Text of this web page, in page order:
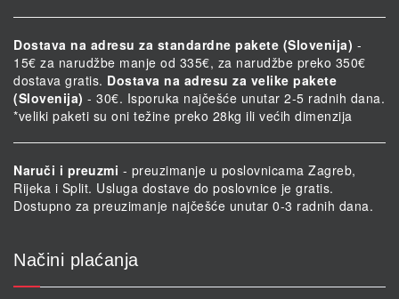
Dostava na adresu za standardne pakete (Slovenija) -
15€ za narudžbe manje od 335€, za narudžbe preko 350€
dostava gratis. Dostava na adresu za velike pakete
(Slovenija) - 30€. Isporuka najčešće unutar 2-5 radnih dana.
*veliki paketi su oni težine preko 28kg ili većih dimenzija
Naruči i preuzmi - preuzimanje u poslovnicama Zagreb,
Rijeka i Split. Usluga dostave do poslovnice je gratis.
Dostupno za preuzimanje najčešće unutar 0-3 radnih dana.
Načini plaćanja